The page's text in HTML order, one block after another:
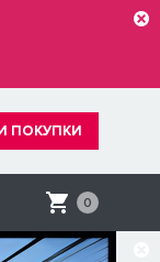
ПОКУПКИ
0